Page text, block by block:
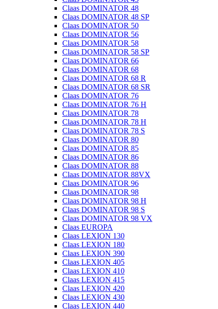
Claas DOMINATOR 48
Claas DOMINATOR 48 SP
Claas DOMINATOR 50
Claas DOMINATOR 56
Claas DOMINATOR 58
Claas DOMINATOR 58 SP
Claas DOMINATOR 66
Claas DOMINATOR 68
Claas DOMINATOR 68 R
Claas DOMINATOR 68 SR
Claas DOMINATOR 76
Claas DOMINATOR 76 H
Claas DOMINATOR 78
Claas DOMINATOR 78 H
Claas DOMINATOR 78 S
Claas DOMINATOR 80
Claas DOMINATOR 85
Claas DOMINATOR 86
Claas DOMINATOR 88
Claas DOMINATOR 88VX
Claas DOMINATOR 96
Claas DOMINATOR 98
Claas DOMINATOR 98 H
Claas DOMINATOR 98 S
Claas DOMINATOR 98 VX
Claas EUROPA
Claas LEXION 130
Claas LEXION 180
Claas LEXION 390
Claas LEXION 405
Claas LEXION 410
Claas LEXION 415
Claas LEXION 420
Claas LEXION 430
Claas LEXION 440